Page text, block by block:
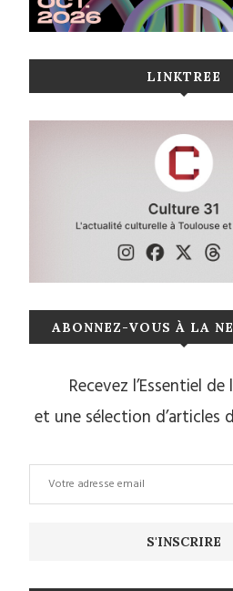
LINKTREE
ABONNEZ-VOUS À LA
Recevez l’Essentiel
et une sélection d’articles